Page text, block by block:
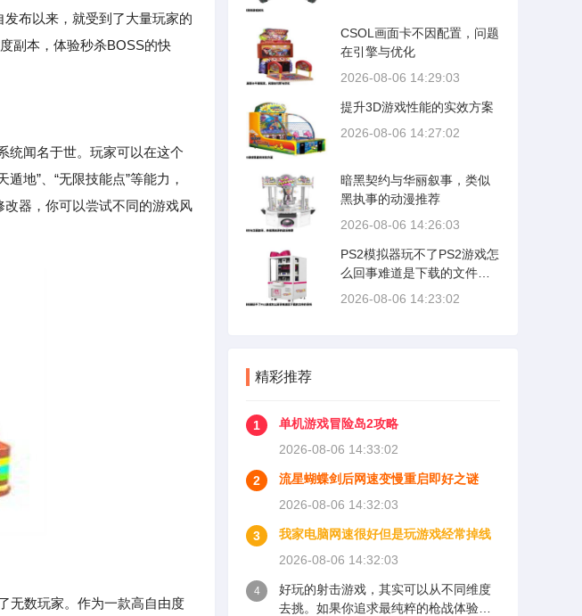
布以来，就受到了大量玩家的
副本，体验秒杀BOSS的快
统闻名于世。玩家可以在这个
地”、“无限技能点”等能力，
器，你可以尝试不同的游戏风
无数玩家。作为一款高自由度
CSOL画面卡不因配置，问题
在引擎与优化
2026-08-06 14:29:03
提升3D游戏性能的实效方案
2026-08-06 14:27:02
暗黑契约与华丽叙事，类似
黑执事的动漫推荐
2026-08-06 14:26:03
PS2模拟器玩不了PS2游戏怎
么回事难道是下载的文件的
事吗
2026-08-06 14:23:02
精彩推荐
1
单机游戏冒险岛2攻略
2026-08-06 14:33:02
2
流星蝴蝶剑后网速变慢重启即好之谜
2026-08-06 14:32:03
3
我家电脑网速很好但是玩游戏经常掉线
2026-08-06 14:32:03
4
好玩的射击游戏，其实可以从不同维度
去挑。如果你追求最纯粹的枪战体验，